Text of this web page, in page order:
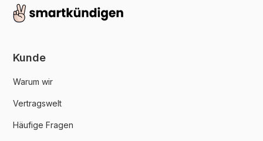
Kunde
Warum wir
Vertragswelt
Häufige Fragen